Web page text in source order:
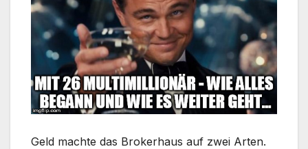
Geld machte das Brokerhaus auf zwei Arten.